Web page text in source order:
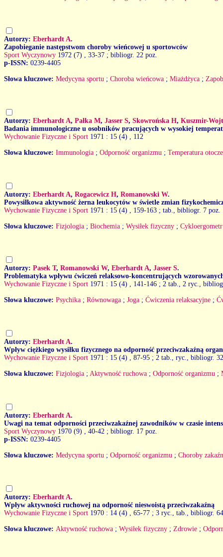
Autorzy: Eberhardt A.
Zapobieganie następstwom choroby wieńcowej u sportowców
Sport Wyczynowy 1972 (7)
, 33-37 ; bibliogr. 22 poz.
p-ISSN: 0239-4405
Słowa kluczowe: Medycyna sportu ; Choroba wieńcowa ; Miażdżyca ;
Autorzy: Eberhardt A, Pałka M, Jasser S, Skowrońska H, Kuszmir-
Badania immunologiczne u osobników pracujących w wysokiej
Wychowanie Fizyczne i Sport 1971 : 15 (4) , 112
Słowa kluczowe: Immunologia ; Odporność organizmu ; Temperatura
Autorzy: Eberhardt A, Rogacewicz H, Romanowski W.
Powysiłkowa aktywność żerna leukocytów w świetle zmian
Wychowanie Fizyczne i Sport 1971 : 15 (4) , 159-163 ; tab., bibliogr. 7 poz.
Słowa kluczowe: Fizjologia ; Biochemia ; Wysiłek fizyczny ; Cykloergometr
Autorzy: Pasek T, Romanowski W, Eberhardt A, Jasser S.
Problematyka wpływu ćwiczeń relaksowo-koncentrujących
Wychowanie Fizyczne i Sport 1971 : 15 (4) , 141-146 ; 2 tab., 2 ryc.,
Słowa kluczowe: Psychika ; Równowaga ; Joga ; Ćwiczenia relaksacyjne ;
Autorzy: Eberhardt A.
Wpływ ciężkiego wysiłku fizycznego na odporność przeciwzakaźną
Wychowanie Fizyczne i Sport 1971 : 15 (4) , 87-95 ; 2 tab., ryc., bibliogr.
Słowa kluczowe: Fizjologia ; Aktywność ruchowa ; Odporność organizmu ;
Autorzy: Eberhardt A.
Uwagi na temat odporności przeciwzakaźnej zawodników w czasie
Sport Wyczynowy 1970 (9)
, 40-42 ; bibliogr. 17 poz.
p-ISSN: 0239-4405
Słowa kluczowe: Medycyna sportu ; Odporność organizmu ; Choroby
Autorzy: Eberhardt A.
Wpływ aktywności ruchowej na odporność nieswoistą przeciwzakaźną
Wychowanie Fizyczne i Sport 1970 : 14 (4) , 65-77 ; 3 ryc., tab., bibliogr.
Słowa kluczowe: Aktywność ruchowa ; Wysiłek fizyczny ; Zdrowie ;